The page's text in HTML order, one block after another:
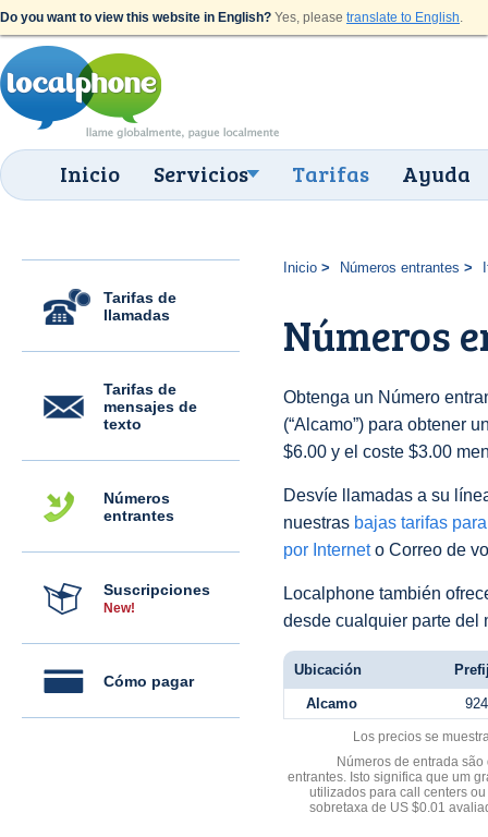
Do you want to view this website in English? Yes, please translate to English.
Inicio Servicios Tarifas Ayuda
Tarifas de
llamadas
Tarifas de
mensajes de
texto
Números
entrantes
Suscripciones
New!
Cómo pagar
Inicio Números entrantes
Números
Obtenga un Número
(“Alcamo”) para obtener
$6.00 y el coste $3.00
Desvíe llamadas a su
nuestras bajas tarifas
por Interneto Correo de
Localphone también
desde cualquier parte del
Ubicación
Alcamo 924
Los precios se
Números de entrada
entrantes. Isto significa que um
utilizados para call centers
sobretaxa de US $0.01